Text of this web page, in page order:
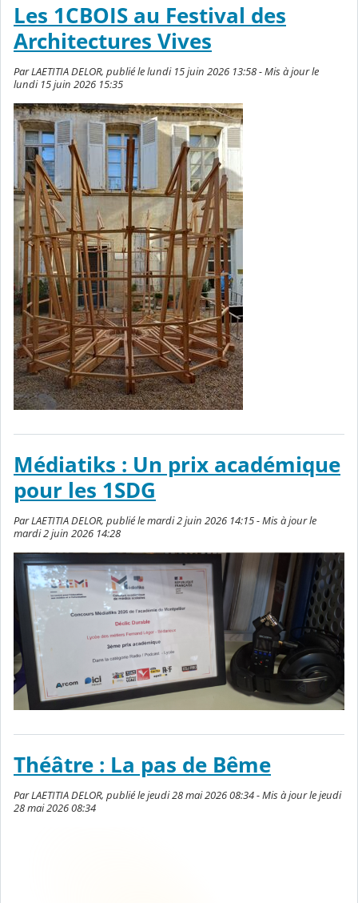
Les 1CBOIS au Festival des
Architectures Vives
Par LAETITIA DELOR, publié le lundi 15 juin 2026 13:58 - Mis à jour le
lundi 15 juin 2026 15:35
Médiatiks : Un prix académique
pour les 1SDG
Par LAETITIA DELOR, publié le mardi 2 juin 2026 14:15 - Mis à jour le
mardi 2 juin 2026 14:28
Théâtre : La pas de Bême
Par LAETITIA DELOR, publié le jeudi 28 mai 2026 08:34 - Mis à jour le jeudi
28 mai 2026 08:34